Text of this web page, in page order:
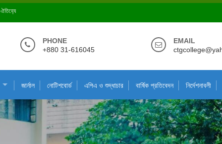
ঐতিহ্যে
PHONE
+880 31-616045
EMAIL
জার্নাল নোটিশবোর্ড এপিএ ও শুদ্ধাচার বার্ষিক প্রতিবেদন নির্দেশনাবলী